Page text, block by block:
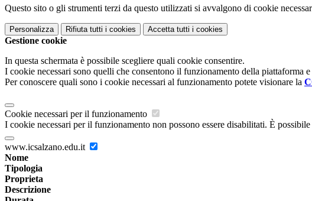
Questo sito o gli strumenti terzi da questo utilizzati si avvalgono di cookie
Personalizza Rifiuta tutti i cookies Accetta tutti i cookies
Gestione cookie
In questa schermata è possibile scegliere quali cookie consentire.
I cookie necessari sono quelli che consentono il funzionamento della piattaforma
Per conoscere quali sono i cookie necessari al funzionamento potete visionare la
Cookie necessari per il funzionamento
I cookie necessari per il funzionamento non possono essere disabilitati. È
www.icsalzano.edu.it
Nome
Tipologia
Proprieta
Descrizione